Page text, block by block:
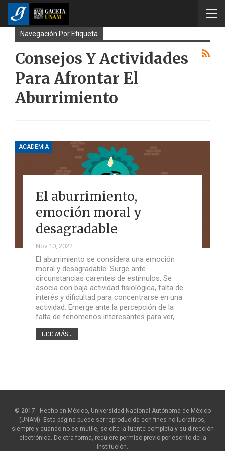
Navegación Por Etiqueta
Consejos Y Actividades
Para Afrontar El
Aburrimiento
ACADEMIA
El aburrimiento,
emoción moral y
desagradable
Nov 10, 2022
El aburrimiento se considera una emoción
moral y desagradable. Surge ante
circunstancias carentes de estímulos. Se
asocia con baja actividad fisiológica, falta de
interés y dificultad para concentrarse en una
actividad. Emerge ante la percepción de la
falta de fenómenos interesantes para ver,…
LEE MÁS...
© 2017 - Hecho en México, Universidad Nacional Autónoma de México
(UNAM). Esta página puede ser reproducida con fines no lucrativos,
siempre y cuando no se mutile, se cite la fuente completa y su dirección
electrónica. De otra forma, requiere permiso previo por escrito de la
institución.